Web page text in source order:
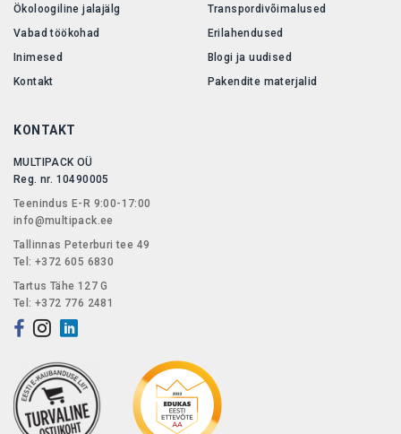
Ökoloogiline jalajälg
Vabad töökohad
Inimesed
Kontakt
Transpordivõimalused
Erilahendused
Blogi ja uudised
Pakendite materjalid
KONTAKT
MULTIPACK OÜ
Reg. nr. 10490005
Teenindus E-R 9:00-17:00
info@multipack.ee
Tallinnas Peterburi tee 49
Tel: +372 605 6830
Tartus Tähe 127 G
Tel: +372 776 2481